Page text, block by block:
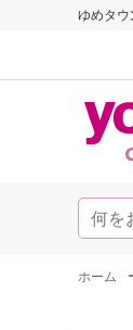
ゆめタウ
ホーム